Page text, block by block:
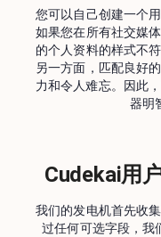
您可以自己创建一个
如果您在所有社交媒
的个人资料的样式不
另一方面，匹配良好
力和令人难忘。因此
器明
Cudekai用
我们的发电机首先收
过任何可选字段，我